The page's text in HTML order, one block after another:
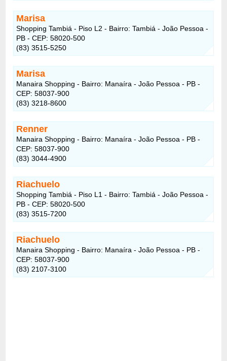
Marisa
Shopping Tambiá - Piso L2 - Bairro: Tambiá - João Pessoa -
PB - CEP: 58020-500
(83) 3515-5250
Marisa
Manaira Shopping - Bairro: Manaíra - João Pessoa - PB -
CEP: 58037-900
(83) 3218-8600
Renner
Manaira Shopping - Bairro: Manaíra - João Pessoa - PB -
CEP: 58037-900
(83) 3044-4900
Riachuelo
Shopping Tambiá - Piso L1 - Bairro: Tambiá - João Pessoa -
PB - CEP: 58020-500
(83) 3515-7200
Riachuelo
Manaira Shopping - Bairro: Manaíra - João Pessoa - PB -
CEP: 58037-900
(83) 2107-3100